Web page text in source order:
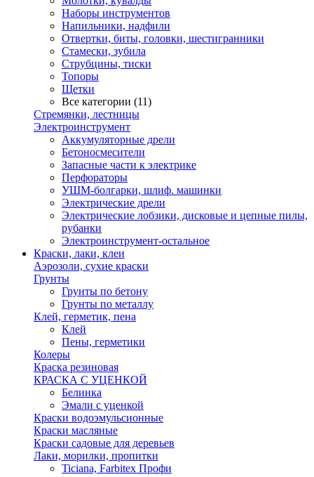
Наборы инструментов
Напильники, надфили
Отвертки, биты, головки, шестигранники
Стамески, зубила
Струбцины, тиски
Топоры
Щетки
Все категории (11)
Стремянки, лестницы
Электроинструмент
Аккумуляторные дрели
Бетоносмесители
Запасные части к электрике
Перфораторы
УШМ-болгарки, шлиф. машинки
Электрические дрели
Электрические лобзики, дисковые и цепные пилы,
рубанки
Электроинструмент-остальное
Краски, лаки, клеи
Аэрозоли, сухие краски
Грунты
Грунты по бетону
Грунты по металлу
Клей, герметик, пена
Клей
Пены, герметики
Колеры
Краска резиновая
КРАСКА С УЦЕНКОЙ
Белинка
Эмали с уценкой
Краски водоэмульсионные
Краски масляные
Краски садовые для деревьев
Лаки, морилки, пропитки
Ticiana, Farbitex Профи